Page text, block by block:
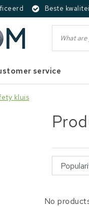
Beste
service
kluis
No